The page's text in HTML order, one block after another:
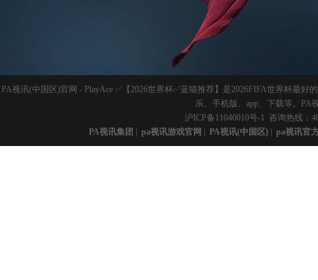
PA视讯(中国区)官网 - PlayAce ✅【2026世界杯✅蓝猫推荐】是2026FIFA世界杯最
乐、手机版、app、下载等。PA
沪ICP备11046010号-1 咨询热线：
PA视讯集团
pa视讯游戏官网 PA视讯(中国区)| pa视讯官